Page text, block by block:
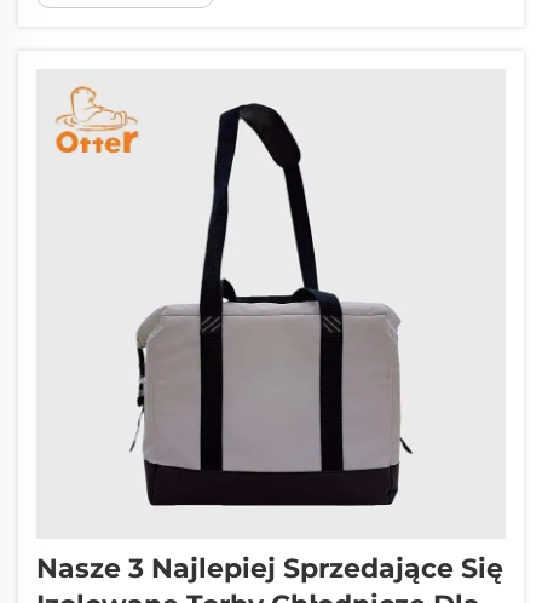
ale także znalezienia partnera, który rozumie
Nasze 3 Najlepiej Sprzedające Się